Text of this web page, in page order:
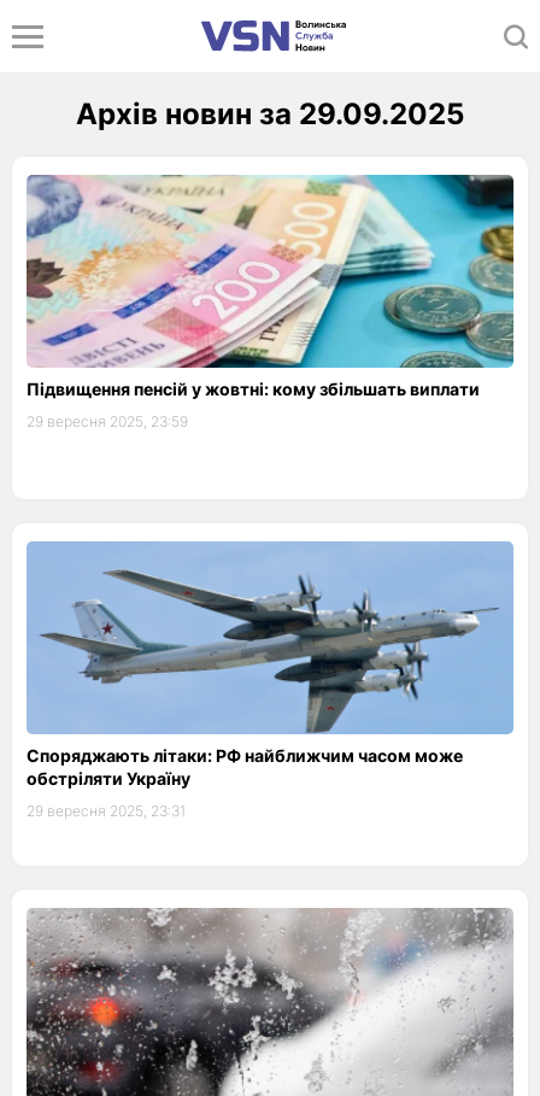
Архів новин за 29.09.2025
Підвищення пенсій у жовтні: кому збільшать виплати
29 вересня 2025, 23:59
Споряджають літаки: РФ найближчим часом може
обстріляти Україну
29 вересня 2025, 23:31